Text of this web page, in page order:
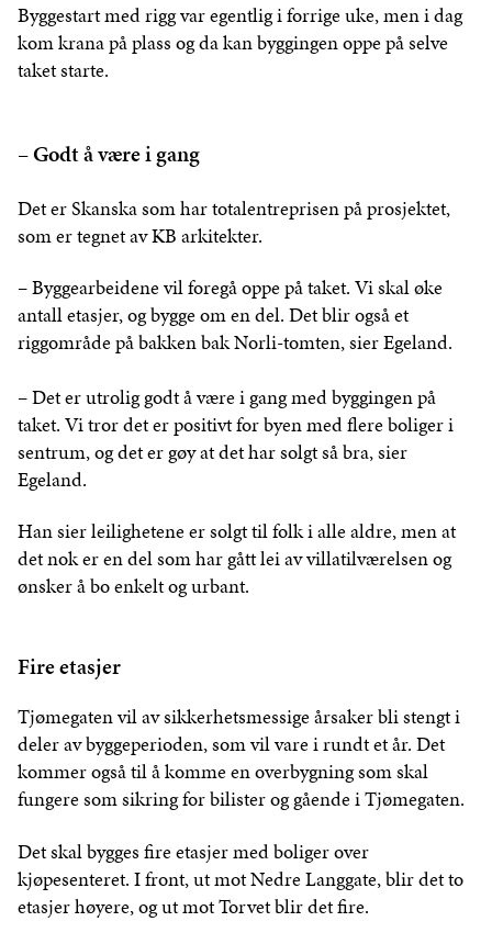
Byggestart med rigg var egentlig i forrige uke, men i dag
kom krana på plass og da kan byggingen oppe på selve
taket starte.
– Godt å være i gang
Det er Skanska som har totalentreprisen på prosjektet,
som er tegnet av KB arkitekter.
– Byggearbeidene vil foregå oppe på taket. Vi skal øke
antall etasjer, og bygge om en del. Det blir også et
riggområde på bakken bak Norli-tomten, sier Egeland.
– Det er utrolig godt å være i gang med byggingen på
taket. Vi tror det er positivt for byen med flere boliger i
sentrum, og det er gøy at det har solgt så bra, sier
Egeland.
Han sier leilighetene er solgt til folk i alle aldre, men at
det nok er en del som har gått lei av villatilværelsen og
ønsker å bo enkelt og urbant.
Fire etasjer
Tjømegaten vil av sikkerhetsmessige årsaker bli stengt i
deler av byggeperioden, som vil vare i rundt et år. Det
kommer også til å komme en overbygning som skal
fungere som sikring for bilister og gående i Tjømegaten.
Det skal bygges fire etasjer med boliger over
kjøpesenteret. I front, ut mot Nedre Langgate, blir det to
etasjer høyere, og ut mot Torvet blir det fire.